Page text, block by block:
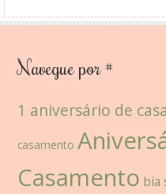
Navegue por #
1 aniversário de
casamento
Casamento bia